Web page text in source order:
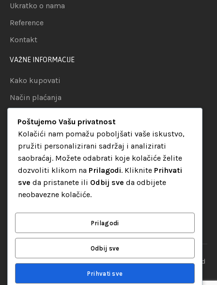
Ukratko o nama
Reference
Kontakt
VAŽNE INFORMACIJE
Kako kupovati
Način plaćanja
Politika privatnosti
KATEGORIJE
Audio oprema
LED dekorativna rasvjeta
“Set Up S” d.o.o. Tuzla, sva prava pridržana© 2026 || Designed
Poštujemo Vašu privatnost
Kolačići nam pomažu poboljšati vaše iskustvo,
pružiti personalizirani sadržaj i analizirati
saobraćaj. Možete odabrati koje kolačiće želite
dozvoliti klikom na Prilagodi. Kliknite Prihvati
sve da pristanete ili Odbij sve da odbijete
neobavezne kolačiće.
Prilagodi
Odbij sve
Prihvati sve